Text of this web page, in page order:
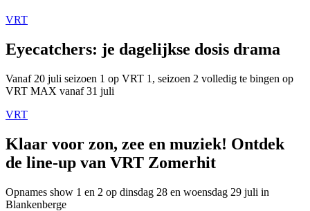
VRT
Eyecatchers: je dagelijkse dosis drama
Vanaf 20 juli seizoen 1 op VRT 1, seizoen 2 volledig te bingen op
VRT MAX vanaf 31 juli
VRT
Klaar voor zon, zee en muziek! Ontdek
de line-up van VRT Zomerhit
Opnames show 1 en 2 op dinsdag 28 en woensdag 29 juli in
Blankenberge